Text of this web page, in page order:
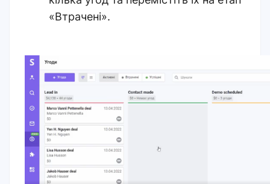
«Втрачені».